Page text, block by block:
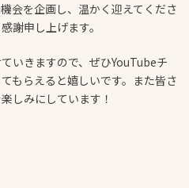
会を企画し、温かく迎えてくださ
謝申し上げます。
いきますので、ぜひYouTubeチ
もらえると嬉しいです。また皆さ
しみにしています！